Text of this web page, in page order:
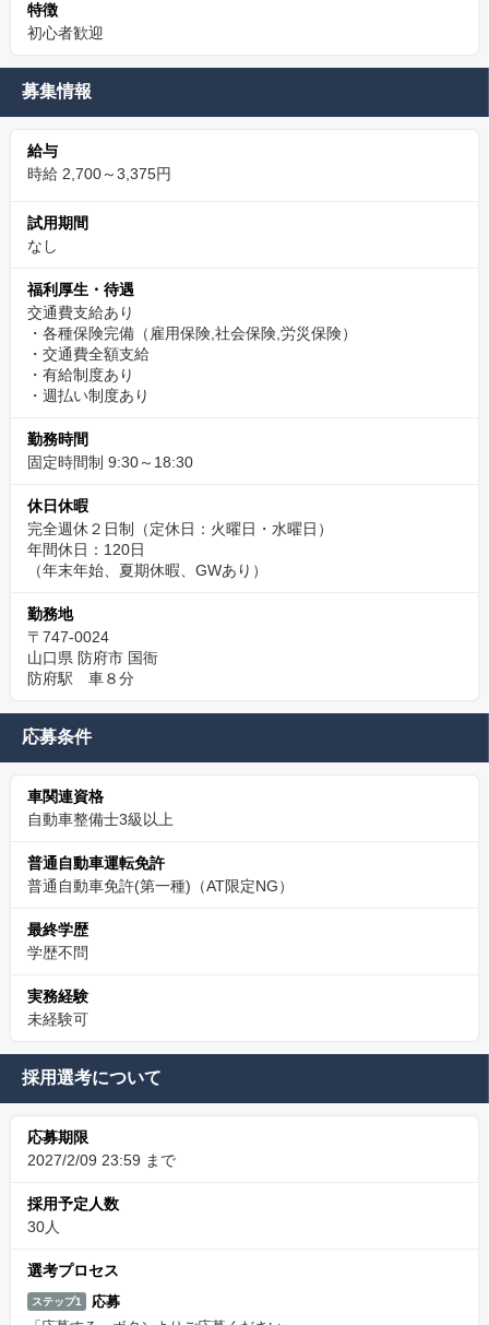
特徴
初心者歓迎
募集情報
給与
時給 2,700～3,375円
試用期間
なし
福利厚生・待遇
交通費支給あり
・各種保険完備（雇用保険,社会保険,労災保険）
・交通費全額支給
・有給制度あり
・週払い制度あり
勤務時間
固定時間制 9:30～18:30
休日休暇
完全週休２日制（定休日：火曜日・水曜日）
年間休日：120日
（年末年始、夏期休暇、GWあり）
勤務地
〒747-0024
山口県 防府市 国衙
防府駅 車８分
応募条件
車関連資格
自動車整備士3級以上
普通自動車運転免許
普通自動車免許(第一種)（AT限定NG）
最終学歴
学歴不問
実務経験
未経験可
採用選考について
応募期限
2027/2/09 23:59 まで
採用予定人数
30人
選考プロセス
ステップ1
応募